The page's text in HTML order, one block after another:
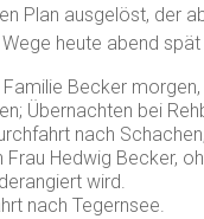
Plan ausgelöst, der
heute abend
Becker morgen,
Übernachten bei
nach
Frau Hedwig Becker,
wird.
nach Tegernsee.